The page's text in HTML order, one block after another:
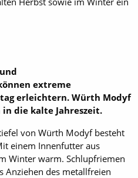
extreme
erleichtern. Würth Modyf
die kalte ­Jahreszeit.
von Würth Modyf besteht
einem Innenfutter aus
Winter warm. Schlupfriemen
Anziehen des metallfreien